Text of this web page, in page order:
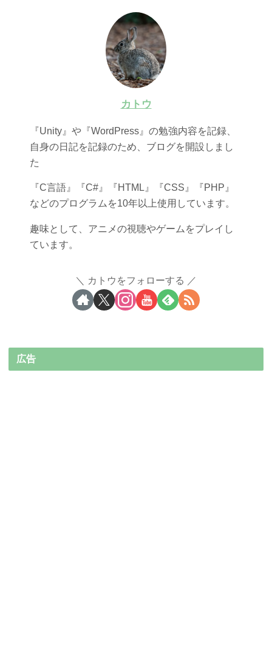
カトウ
『Unity』や『WordPress』の勉強内容を記録、
自身の日記を記録のため、ブログを開設しまし
た
『C言語』『C#』『HTML』『CSS』『PHP』
などのプログラムを10年以上使用しています。
趣味として、アニメの視聴やゲームをプレイし
ています。
カトウをフォローする
広告